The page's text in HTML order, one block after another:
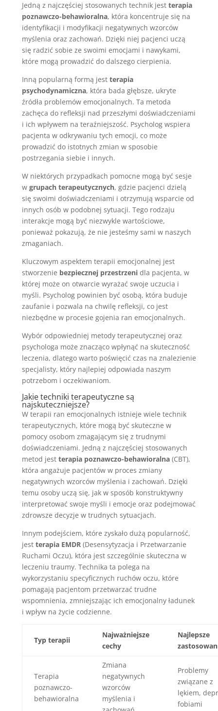
Jedną z najczęściej stosowanych technik jest terapia
poznawczo-behawioralna, która koncentruje się na
identyfikacji i modyfikacji negatywnych wzorców
myślenia oraz zachowań. Dzięki niej pacjenci uczą
się radzić sobie ze swoimi emocjami i nawykami,
które mogą prowadzić do dalszego cierpienia.
Inną popularną formą jest terapia
psychodynamiczna, która bada głębsze, ukryte
źródła problemów emocjonalnych. Ta metoda
zachęca do refleksji nad przeszłymi doświadczeniami
i ich wpływem na teraźniejszość. Psycholog wspiera
pacjenta w odkrywaniu tych emocji, co może
prowadzić do istotnych zmian w sposobie
postrzegania siebie i innych.
W niektórych przypadkach pomocne mogą być sesje
w grupach terapeutycznych, gdzie pacjenci dzielą
się swoimi doświadczeniami i otrzymują wsparcie od
innych osób w podobnej sytuacji. Tego rodzaju
interakcje mogą być niezwykle wartościowe,
ponieważ pokazują, że nie jesteśmy sami w naszych
zmaganiach.
Kluczowym aspektem terapii emocjonalnej jest
stworzenie bezpiecznej przestrzenidla pacjenta, w
której może on otwarcie wyrażać swoje uczucia i
myśli. Psycholog powinien być osobą, która buduje
zaufanie i pozwala na chwilę refleksji, co jest
niezbędne w procesie gojenia ran emocjonalnych.
Wybór odpowiedniej metody terapeutycznej oraz
psychologa może znacząco wpłynąć na skuteczność
leczenia, dlatego warto poświęcić czas na znalezienie
specjalisty, który najlepiej odpowiada naszym
potrzebom i oczekiwaniom.
Jakie techniki terapeutyczne są
najskuteczniejsze?
W terapii ran emocjonalnych istnieje wiele technik
terapeutycznych, które mogą być skuteczne w
pomocy osobom zmagającym się z trudnymi
doświadczeniami. Jedną z najczęściej stosowanych
metod jest terapia poznawczo-behawioralna(CBT),
która angażuje pacjentów w proces zmiany
negatywnych wzorców myślenia i zachowań. Dzięki
temu osoby uczą się, jak w sposób konstruktywny
interpretować swoje myśli i emocje oraz podejmować
zdrowsze decyzje w trudnych sytuacjach.
Innym podejściem, które zyskało dużą popularność,
jest terapia EMDR(Desensytyzacja i Przetwarzanie
Ruchami Oczu), która jest szczególnie skuteczna w
leczeniu traumy. Technika ta polega na
wykorzystaniu specyficznych ruchów oczu, które
pomagają pacjentom przetwarzać trudne
wspomnienia, zmniejszając ich emocjonalny ładunek
i wpływ na życie codzienne.
Typ terapii
Najważniejsze
cechy
Najlepsze
Terapia
poznawczo-
behawioralna
Zmiana
negatywnych
wzorców
myślenia i
Problemy
związane z
lękiem,
fobiami